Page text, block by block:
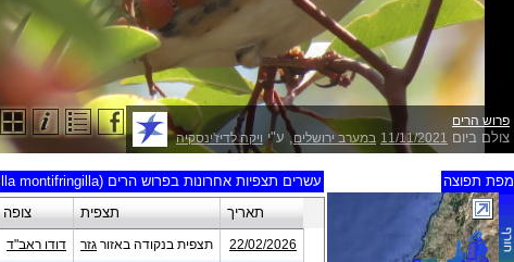
פרוש הרים
צולם ביום 11/11/2021 במערב ירושלים, ע"י ויקה לדיז'ינסקיה
מפת תפוצה
עשרים תצפיות אחרונות בפרוש הרים (Fringilla montifringilla)
צופה
תצפית תאריך
דודו ראב"ד תצפית בנקודה באזור גזר 22/02/2026